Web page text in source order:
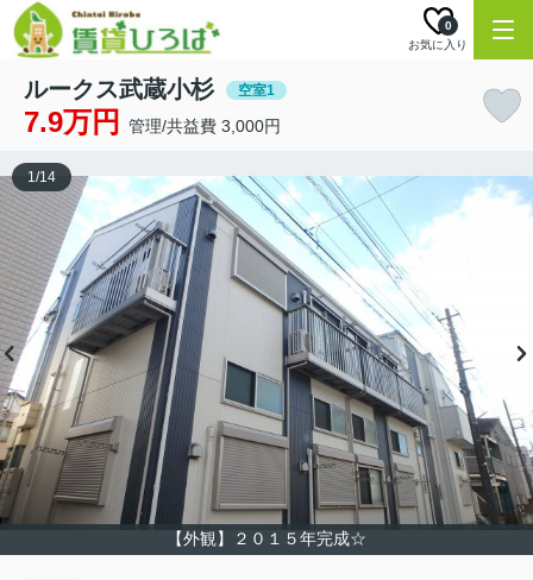
お気に入り
0
ルークス武蔵小杉 空室1
7.9万円 管理/共益費 3,000円
【外観】２０１５年完成☆
1/14